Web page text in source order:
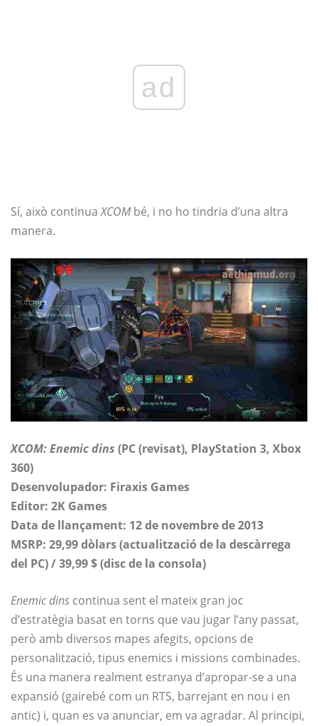
ad
Sí, això continuaXCOMbé, i no ho tindria d’una altra
manera.
XCOM: Enemic dins (PC (revisat), PlayStation 3, Xbox
360)
Desenvolupador: Firaxis Games
Editor: 2K Games
Data de llançament: 12 de novembre de 2013
MSRP: 29,99 dòlars (actualització de la descàrrega
del PC) / 39,99 $ (disc de la consola)
Enemic dins continua sent el mateix gran joc
d’estratègia basat en torns que vau jugar l’any passat,
però amb diversos mapes afegits, opcions de
personalització, tipus enemics i missions combinades.
És una manera realment estranya d’apropar-se a una
expansió (gairebé com un RTS, barrejant en nou i en
antic) i, quan es va anunciar, em va agradar. Al principi,